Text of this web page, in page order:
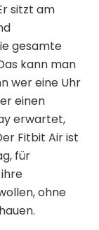
sitzt am
gesamte
kann man
wer eine Uhr
einen
erwartet,
Fitbit Air ist
für
ohne